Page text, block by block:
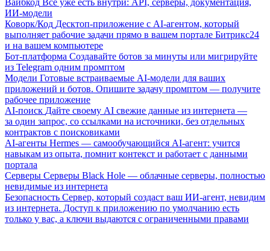
Вайбкод Всё уже есть внутри: API, серверы, документация,
ИИ-модели
Коворк/Код Десктоп-приложение с AI-агентом, который
выполняет рабочие задачи прямо в вашем портале Битрикс24
и на вашем компьютере
Бот-платформа Создавайте ботов за минуты или мигрируйте
из Telegram одним промптом
Модели Готовые встраиваемые AI-модели для ваших
приложений и ботов. Опишите задачу промптом — получите
рабочее приложение
AI-поиск Дайте своему AI свежие данные из интернета —
за один запрос, со ссылками на источники, без отдельных
контрактов с поисковиками
AI-агенты Hermes — самообучающийся AI-агент: учится
навыкам из опыта, помнит контекст и работает с данными
портала
Серверы Серверы Black Hole — облачные серверы, полностью
невидимые из интернета
Безопасность Сервер, который создаст ваш ИИ-агент, невидим
из интернета. Доступ к приложению по умолчанию есть
только у вас, а ключи выдаются с ограниченными правами